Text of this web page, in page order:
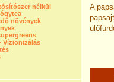
nélkül
növények
Vízionizálás
A